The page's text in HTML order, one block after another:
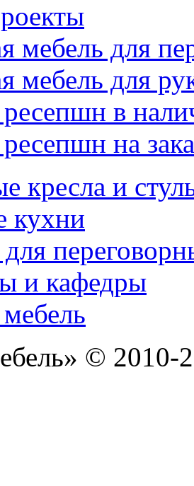
мебель для
мебель для
в
на
кресла и
кухни
и кафедры
© 2010-